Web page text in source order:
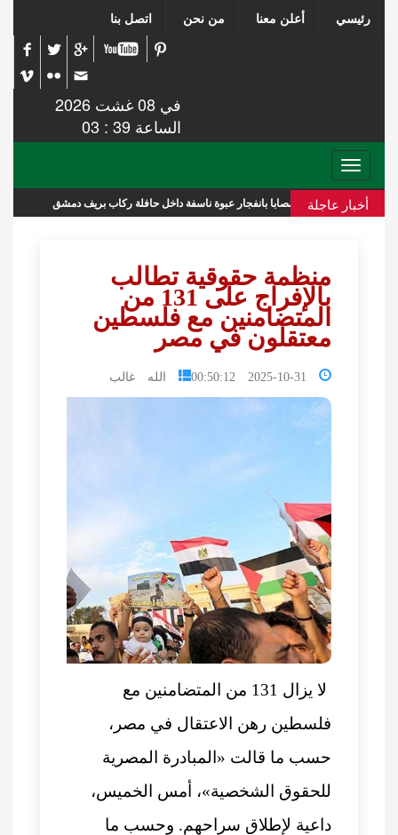
رئيسي أعلن معنا من نحن اتصل بنا
في 08 غشت 2026
الساعة 39 : 03
Toggle
navigation
أخبار عاجلة عشائر في
منظمة حقوقية تطالب
بالإفراج على 131 من
المتضامنين مع فلسطين
معتقلون في مصر
2025-10-31 00:50:12 الله غالب
لا يزال 131 من المتضامنين مع
فلسطين رهن الاعتقال في مصر،
حسب ما قالت «المبادرة المصرية
للحقوق الشخصية»، أمس الخميس،
داعية لإطلاق سراحهم. وحسب ما